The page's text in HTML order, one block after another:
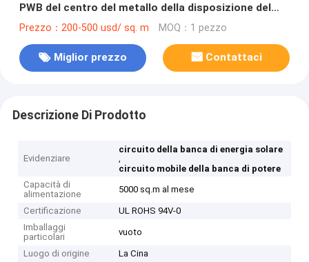
PWB del centro del metallo della disposizione del
PWB della Banca di potere di ROHS 94V-0
Prezzo：200-500 usd/ sq. m MOQ：1 pezzo
Miglior prezzo Contattaci
Descrizione Di Prodotto
Evidenziare
circuito della banca di energia solare
,
circuito mobile della banca di potere
Capacità di
alimentazione
5000 sq.m al mese
Certificazione
UL ROHS 94V-0
Imballaggi
particolari
vuoto
Luogo di origine
La Cina